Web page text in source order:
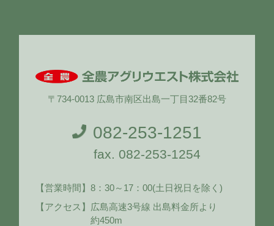
〒734-0013 広島市南区出島一丁目32番82号
082-253-1251
fax. 082-253-1254
【営業時間】8：30～17：00(土日祝日を除く)
【アクセス】 広島高速3号線 出島料金所より
約450m